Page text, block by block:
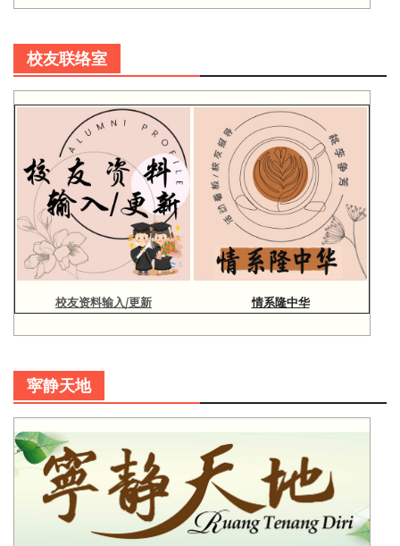
校友联络室
校友资料输入/更新 情系隆中华
寜静天地